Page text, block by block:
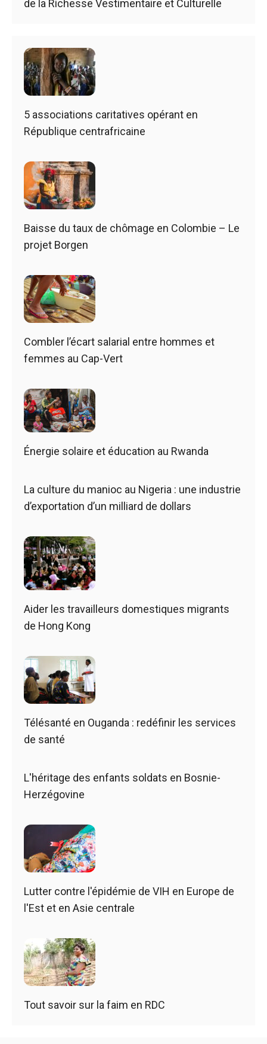
de la Richesse Vestimentaire et Culturelle
5 associations caritatives opérant en
République centrafricaine
Baisse du taux de chômage en Colombie – Le
projet Borgen
Combler l’écart salarial entre hommes et
femmes au Cap-Vert
Énergie solaire et éducation au Rwanda
La culture du manioc au Nigeria : une industrie
d’exportation d’un milliard de dollars
Aider les travailleurs domestiques migrants
de Hong Kong
Télésanté en Ouganda : redéfinir les services
de santé
L'héritage des enfants soldats en Bosnie-
Herzégovine
Lutter contre l'épidémie de VIH en Europe de
l'Est et en Asie centrale
Tout savoir sur la faim en RDC